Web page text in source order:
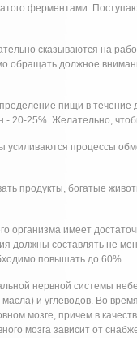
ферментами.
сказываются на
обращать должное
пищи в течение
- 20-25%. Желательно,
процессы
продукты, богатые
организма имеет
должны составлять не
повышать до 60%.
нервной системы
и углеводов. Во
мозге, причем в
мозга зависит от